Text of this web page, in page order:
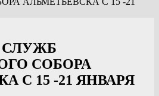
СЛУЖБ
СОБОРА
С 15 -21 ЯНВАРЯ